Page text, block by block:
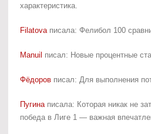
характеристика.
Filatova писала: Фелибол 100
Manuil писал: Новые процентные
Фёдоров писал: Для выполнения
Пугина писала: Которая никак не
победа в Лиге 1 — важная